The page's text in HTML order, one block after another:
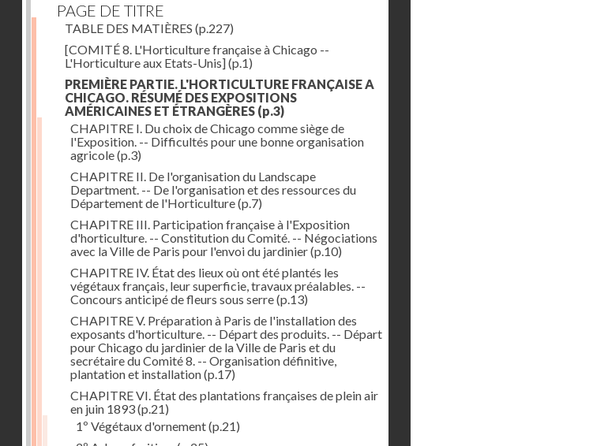
PAGE DE TITRE
TABLE DES MATIÈRES (p.227)
[COMITÉ 8. L'Horticulture française à Chicago --
L'Horticulture aux Etats-Unis](p.1)
PREMIÈRE PARTIE. L'HORTICULTURE FRANÇAISE A
CHICAGO. RÉSUMÉ DES EXPOSITIONS
AMÉRICAINES ET ÉTRANGÈRES (p.3)
CHAPITRE I. Du choix de Chicago comme siège de
l'Exposition. -- Difficultés pour une bonne organisation
agricole(p.3)
CHAPITRE II. De l'organisation du Landscape
Department. -- De l'organisation et des ressources du
Département de l'Horticulture(p.7)
CHAPITRE III. Participation française à l'Exposition
d'horticulture. -- Constitution du Comité. -- Négociations
avec la Ville de Paris pour l'envoi du jardinier(p.10)
CHAPITRE IV. État des lieux où ont été plantés les
végétaux français, leur superficie, travaux préalables. --
Concours anticipé de fleurs sous serre(p.13)
CHAPITRE V. Préparation à Paris de l'installation des
exposants d'horticulture. -- Départ des produits. -- Départ
pour Chicago du jardinier de la Ville de Paris et du
secrétaire du Comité 8. -- Organisation définitive,
plantation et installation(p.17)
CHAPITRE VI. État des plantations françaises de plein air
en juin 1893(p.21)
1º Végétaux d'ornement(p.21)